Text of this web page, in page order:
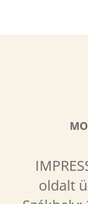
oldalt